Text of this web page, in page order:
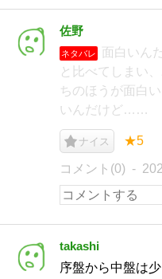
佐野
ネタバレ
面白いん
と比べてしまい
ちのほうが面白
いんだけど……
ナイス ★5
コメント(0)
takashi
序盤から中盤は